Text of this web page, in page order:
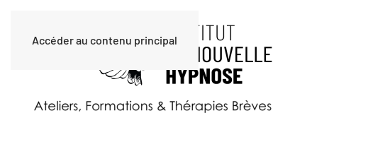
Accéder au contenu principal